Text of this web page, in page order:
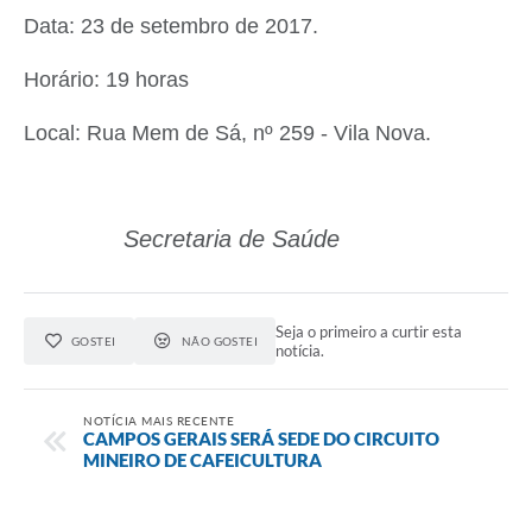
Data: 23 de setembro de 2017.
Horário: 19 horas
Local: Rua Mem de Sá, nº 259 - Vila Nova.
Secretaria de Saúde
GOSTEI NÃO GOSTEI
Seja o primeiro a curtir esta
notícia.
NOTÍCIA MAIS RECENTE
CAMPOS GERAIS SERÁ SEDE DO CIRCUITO
MINEIRO DE CAFEICULTURA